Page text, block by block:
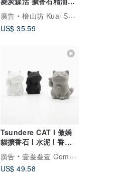
居家擴香 喬遷禮
廣告
檜山坊 Kuai Shan Fang︱台灣檜木香氛領導品牌，療癒森林
US$ 35.59
Tsundere CAT I 傲嬌
貓擴香石 I 水泥 I 香氛 I
禮物 I 附5mi精油
廣告
壹叁叁壹 Cementer No.1331
US$ 49.58